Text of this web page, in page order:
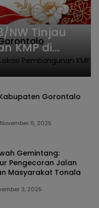
NW Tinjau
KMP di
Kabupaten Gorontalo
November 6, 2025
Gemintang:
Pengecoran Jalan
Masyarakat Tonala
3, 2025